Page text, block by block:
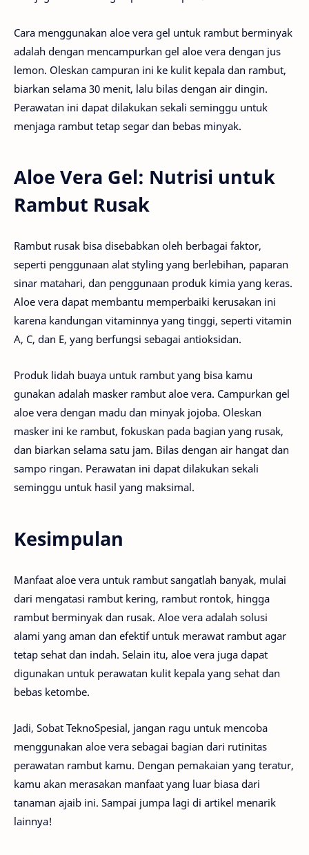
Cara menggunakan aloe vera gel untuk rambut berminyak
adalah dengan mencampurkan gel aloe vera dengan jus
lemon. Oleskan campuran ini ke kulit kepala dan rambut,
biarkan selama 30 menit, lalu bilas dengan air dingin.
Perawatan ini dapat dilakukan sekali seminggu untuk
menjaga rambut tetap segar dan bebas minyak.
Aloe Vera Gel: Nutrisi untuk
Rambut Rusak
Rambut rusak bisa disebabkan oleh berbagai faktor,
seperti penggunaan alat styling yang berlebihan, paparan
sinar matahari, dan penggunaan produk kimia yang keras.
Aloe vera dapat membantu memperbaiki kerusakan ini
karena kandungan vitaminnya yang tinggi, seperti vitamin
A, C, dan E, yang berfungsi sebagai antioksidan.
Produk lidah buaya untuk rambut yang bisa kamu
gunakan adalah masker rambut aloe vera. Campurkan gel
aloe vera dengan madu dan minyak jojoba. Oleskan
masker ini ke rambut, fokuskan pada bagian yang rusak,
dan biarkan selama satu jam. Bilas dengan air hangat dan
sampo ringan. Perawatan ini dapat dilakukan sekali
seminggu untuk hasil yang maksimal.
Kesimpulan
Manfaat aloe vera untuk rambut sangatlah banyak, mulai
dari mengatasi rambut kering, rambut rontok, hingga
rambut berminyak dan rusak. Aloe vera adalah solusi
alami yang aman dan efektif untuk merawat rambut agar
tetap sehat dan indah. Selain itu, aloe vera juga dapat
digunakan untuk perawatan kulit kepala yang sehat dan
bebas ketombe.
Jadi, Sobat TeknoSpesial, jangan ragu untuk mencoba
menggunakan aloe vera sebagai bagian dari rutinitas
perawatan rambut kamu. Dengan pemakaian yang teratur,
kamu akan merasakan manfaat yang luar biasa dari
tanaman ajaib ini. Sampai jumpa lagi di artikel menarik
lainnya!